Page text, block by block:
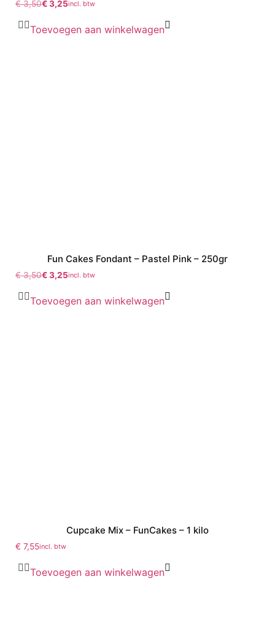
€3,50€3,25incl. btw
Toevoegen aan winkelwagen
Fun Cakes Fondant – Pastel Pink – 250gr
€3,50€3,25incl. btw
Toevoegen aan winkelwagen
Cupcake Mix – FunCakes – 1 kilo
€ 7,55incl. btw
Toevoegen aan winkelwagen